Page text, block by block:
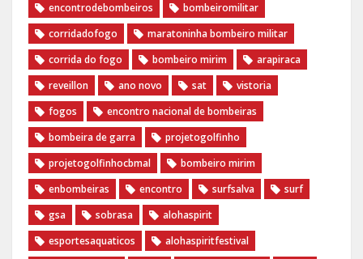
encontrodebombeiros
bombeiromilitar
corridadofogo
maratoninha bombeiro militar
corrida do fogo
bombeiro mirim
arapiraca
reveillon
ano novo sat
vistoria
fogos
encontro nacional de bombeiras
bombeira de garra
projetogolfinho
projetogolfinhocbmal
bombeiro mirim
enbombeiras
encontro surfsalva
surf
gsa
sobrasa
alohaspirit
esportesaquaticos
alohaspiritfestival